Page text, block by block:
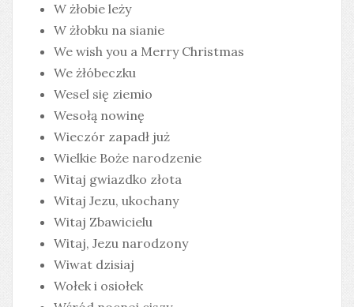
W żłobie leży
W żłobku na sianie
We wish you a Merry Christmas
We żłóbeczku
Wesel się ziemio
Wesołą nowinę
Wieczór zapadł już
Wielkie Boże narodzenie
Witaj gwiazdko złota
Witaj Jezu, ukochany
Witaj Zbawicielu
Witaj, Jezu narodzony
Wiwat dzisiaj
Wołek i osiołek